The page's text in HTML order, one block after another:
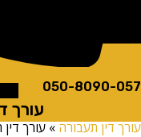
050-
עורך
תעבורה»עורך דין